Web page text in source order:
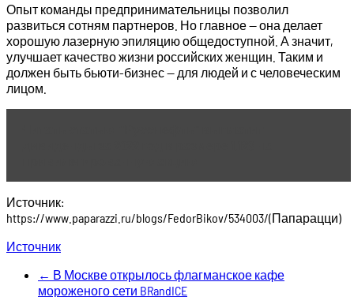
Опыт команды предпринимательницы позволил
развиться сотням партнеров. Но главное — она делает
хорошую лазерную эпиляцию общедоступной. А значит,
улучшает качество жизни российских женщин. Таким и
должен быть бьюти-бизнес — для людей и с человеческим
лицом.
Источник:
https://www.paparazzi.ru/blogs/FedorBikov/534003/(Папарацци)
Источник
← В Москве открылось флагманское кафе
мороженого сети BRandICE